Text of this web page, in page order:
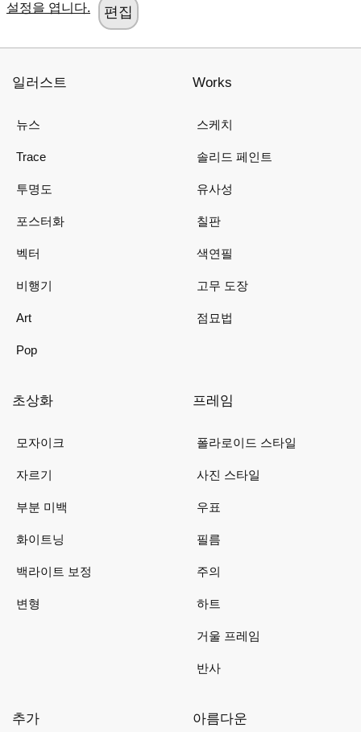
설정을 엽니다.
일러스트
뉴스
Trace
투명도
포스터화
벡터
비행기
Art
Pop
Works
스케치
솔리드 페인트
유사성
칠판
색연필
고무 도장
점묘법
초상화
모자이크
자르기
부분 미백
화이트닝
백라이트 보정
변형
프레임
폴라로이드 스타일
사진 스타일
우표
필름
주의
하트
거울 프레임
반사
추가 아름다운